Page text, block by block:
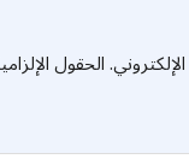
الحقول